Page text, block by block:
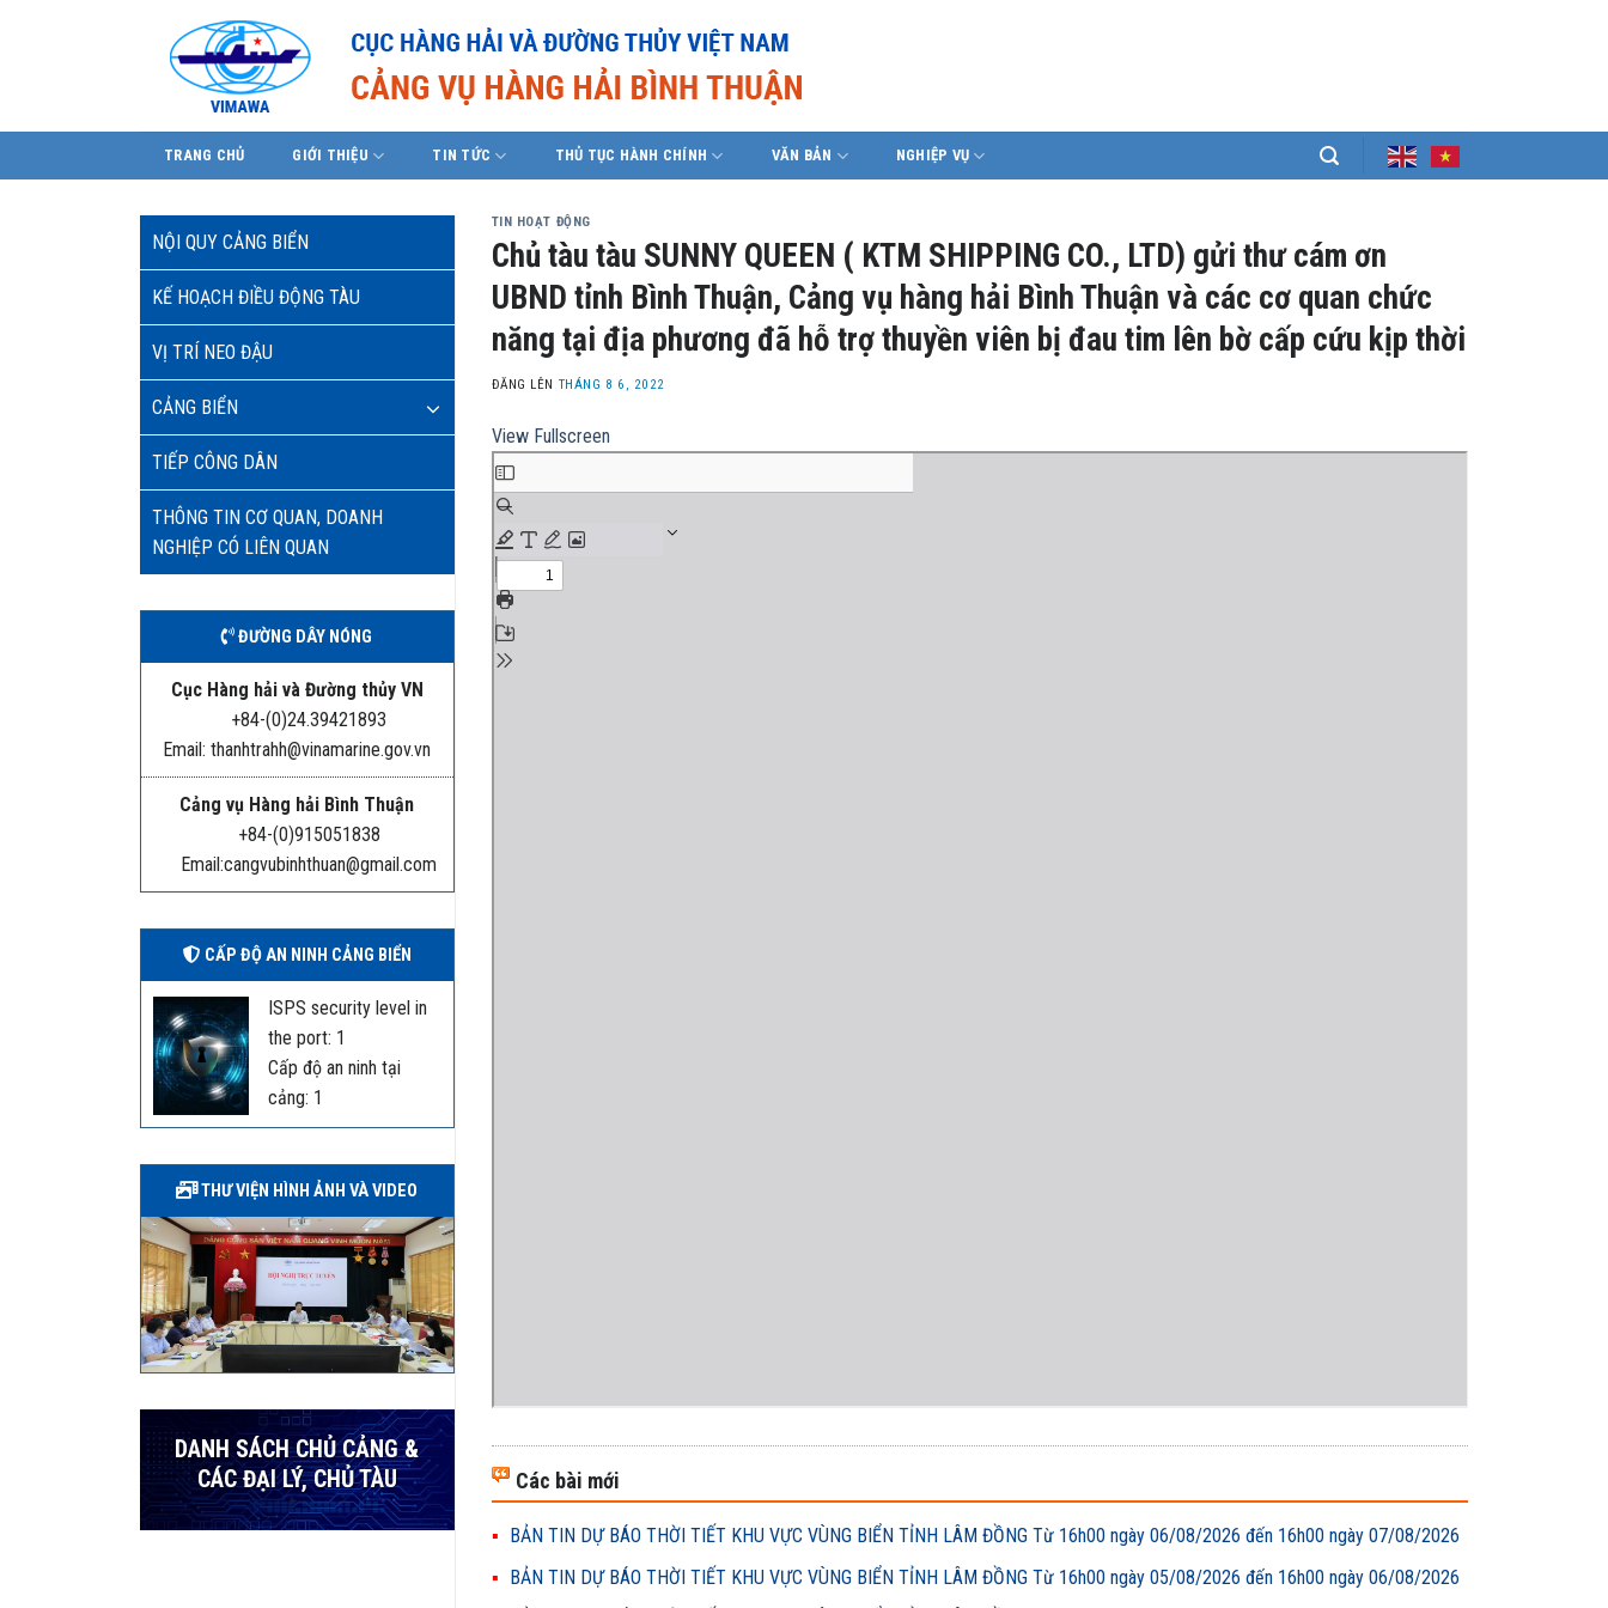
TRANG CHỦ GIỚI THIỆU TIN TỨC THỦ TỤC HÀNH CHÍNH VĂN BẢN NGHIỆP VỤ
NỘI QUY CẢNG BIỂN
KẾ HOẠCH ĐIỀU ĐỘNG TÀU
VỊ TRÍ NEO ĐẬU
CẢNG BIỂN
TIẾP CÔNG DÂN
THÔNG TIN CƠ QUAN, DOANH
NGHIỆP CÓ LIÊN QUAN
ĐƯỜNG DÂY NÓNG
Cục Hàng hải và Đường thủy VN
+84-(0)24.39421893
Email: thanhtrahh@vinamarine.gov.vn
Cảng vụ Hàng hải Bình Thuận
+84-(0)915051838
Email:cangvubinhthuan@gmail.com
CẤP ĐỘ AN NINH CẢNG BIỂN
ISPS security level in
the port: 1
Cấp độ an ninh tại
cảng: 1
THƯ VIỆN HÌNH ẢNH VÀ VIDEO
DANH SÁCH CHỦ CẢNG &
CÁC ĐẠI LÝ, CHỦ TÀU
TIN HOẠT ĐỘNG
Chủ tàu tàu SUNNY QUEEN ( KTM SHIPPING CO., LTD) gửi thư cám ơn
UBND tỉnh Bình Thuận, Cảng vụ hàng hải Bình Thuận và các cơ quan chức
năng tại địa phương đã hỗ trợ thuyền viên bị đau tim lên bờ cấp cứu kịp thời
ĐĂNG LÊN THÁNG 8 6, 2022
View Fullscreen
Các bài mới
BẢN TIN DỰ BÁO THỜI TIẾT KHU VỰC VÙNG BIỂN TỈNH LÂM ĐỒNG Từ 16h00 ngày 06/08/2026 đến 16h00 ngày 07/08/2026
BẢN TIN DỰ BÁO THỜI TIẾT KHU VỰC VÙNG BIỂN TỈNH LÂM ĐỒNG Từ 16h00 ngày 05/08/2026 đến 16h00 ngày 06/08/2026